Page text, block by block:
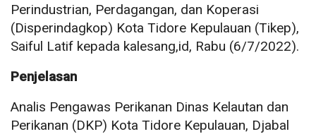
Perindustrian, Perdagangan, dan Koperasi
(Disperindagkop) Kota Tidore Kepulauan (Tikep),
Saiful Latif kepada kalesang,id, Rabu (6/7/2022).
Penjelasan
Analis Pengawas Perikanan Dinas Kelautan dan
Perikanan (DKP) Kota Tidore Kepulauan, Djabal